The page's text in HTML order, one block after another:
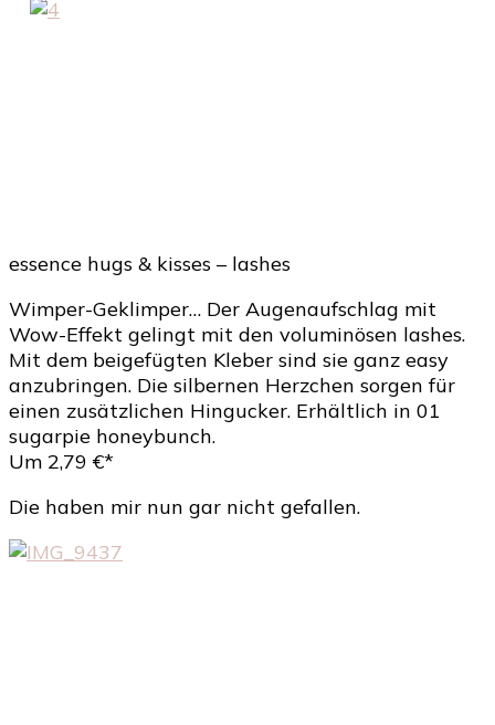
essence hugs & kisses – lashes
Wimper-Geklimper… Der Augenaufschlag mit
Wow-Effekt gelingt mit den voluminösen lashes.
Mit dem beigefügten Kleber sind sie ganz easy
anzubringen. Die silbernen Herzchen sorgen für
einen zusätzlichen Hingucker. Erhältlich in 01
sugarpie honeybunch.
Um 2,79 €*
Die haben mir nun gar nicht gefallen.